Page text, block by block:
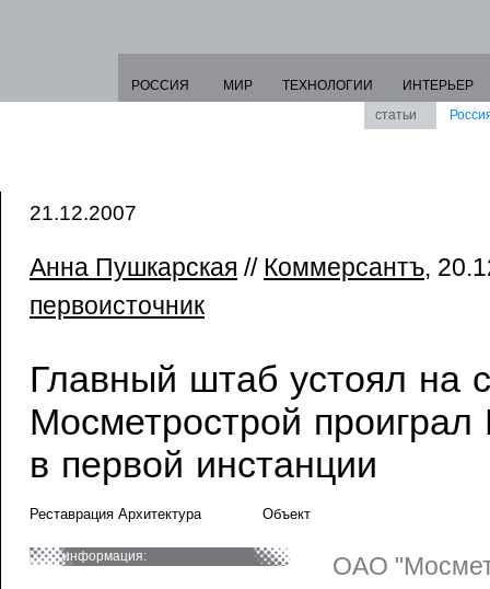
РОССИЯ МИР ТЕХНОЛОГИИ
ИНТЕРЬЕР
статьи
21.12.2007
Анна Пушкарская // Коммерсантъ,
первоисточник
Главный штаб устоял на
Мосметрострой проиграл
в первой инстанции
Реставрация Архитектура Объект
информация:
ОАО